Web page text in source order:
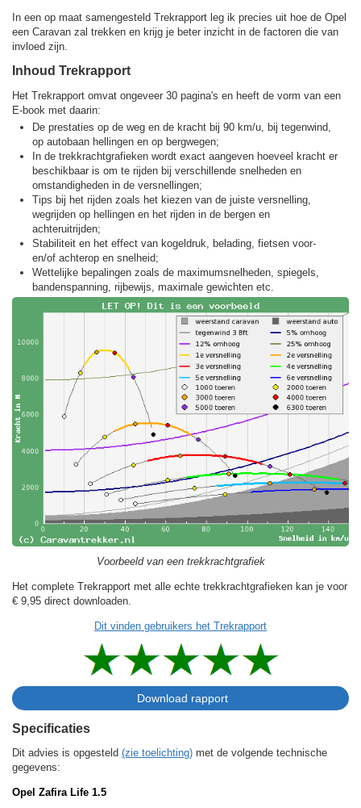
In een op maat samengesteld Trekrapport leg ik precies uit hoe de Opel
een Caravan zal trekken en krijg je beter inzicht in de factoren die van
invloed zijn.
Inhoud Trekrapport
Het Trekrapport omvat ongeveer 30 pagina's en heeft de vorm van een
E-book met daarin:
De prestaties op de weg en de kracht bij 90 km/u, bij tegenwind,
op autobaan hellingen en op bergwegen;
In de trekkracht­grafieken wordt exact aangeven hoeveel kracht er
beschikbaar is om te rijden bij verschillende snelheden en
omstandigheden in de versnellingen;
Tips bij het rijden zoals het kiezen van de juiste versnelling,
wegrijden op hellingen en het rijden in de bergen en
achteruitrijden;
Stabiliteit en het effect van kogeldruk, belading, fietsen voor-
en/of achterop en snelheid;
Wettelijke bepalingen zoals de maximumsnelheden, spiegels,
bandenspanning, rijbewijs, maximale gewichten etc.
Voorbeeld van een trekkrachtgrafiek
Het complete Trekrapport met alle echte trekkrachtgrafieken kan je voor
€ 9,95 direct downloaden.
Dit vinden gebruikers het Trekrapport
Specificaties
Dit advies is opgesteld (zie toelichting) met de volgende technische
gegevens:
Opel Zafira Life 1.5